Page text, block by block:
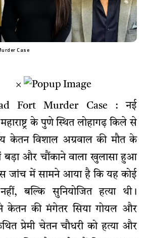
Case
×
Fort Murder Case : नई
के पुणे स्थित लोहागढ़ किले से
केतन विशाल अग्रवाल की मौत के
बड़ा और चौंकाने वाला खुलासा हुआ
जांच में सामने आया है कि यह कोई
बल्कि सुनियोजित हत्या थी।
केतन की मंगेतर सिया गोयल और
प्रेमी चेतन चौधरी को हत्या और